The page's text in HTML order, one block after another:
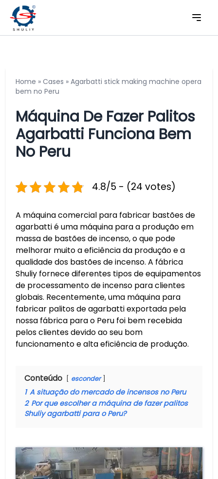
Home » Cases » Agarbatti stick making machine opera
bem no Peru
Máquina De Fazer Palitos
Agarbatti Funciona Bem
No Peru
4.8/5 - (24 votes)
A máquina comercial para fabricar bastões de
agarbatti é uma máquina para a produção em
massa de bastões de incenso, o que pode
melhorar muito a eficiência da produção e a
qualidade dos bastões de incenso. A fábrica
Shuliy fornece diferentes tipos de equipamentos
de processamento de incenso para clientes
globais. Recentemente, uma máquina para
fabricar palitos de agarbatti exportada pela
nossa fábrica para o Peru foi bem recebida
pelos clientes devido ao seu bom
funcionamento e alta eficiência de produção.
Conteúdo esconder
1 A situação do mercado de incensos no Peru
2 Por que escolher a máquina de fazer palitos
Shuliy agarbatti para o Peru?